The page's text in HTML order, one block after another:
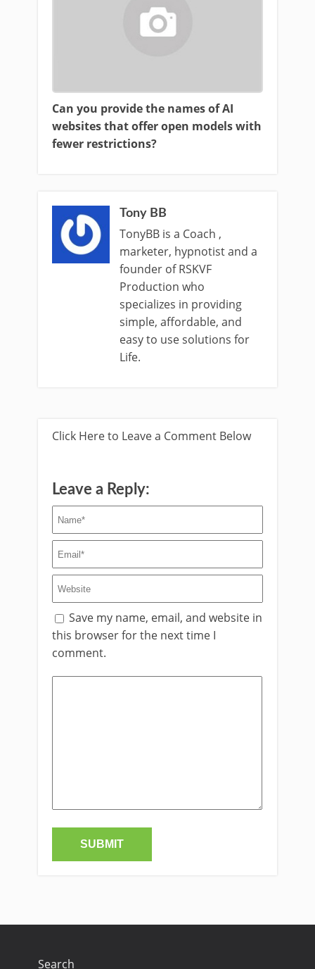
Can you provide the names of AI
websites that offer open models with
fewer restrictions?
Tony BB
TonyBB is a Coach ,
marketer, hypnotist and a
founder of RSKVF
Production who
specializes in providing
simple, affordable, and
easy to use solutions for
Life.
Click Here to Leave a Comment Below
Leave a Reply:
Save my name, email, and website in
this browser for the next time I
comment.
Search